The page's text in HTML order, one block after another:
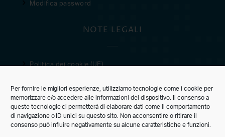
Per fornire le migliori esperienze, utilizziamo tecnologie come i cookie per
memorizzare e/o accedere alle informazioni del dispositivo. Il consenso a
queste tecnologie ci permetterà di elaborare dati come il comportamento
di navigazione o ID unici su questo sito. Non acconsentire o ritirare il
consenso può influire negativamente su alcune caratteristiche e funzioni.
Modifica password
NOTE LEGALI
Politica dei cookie (UE)
Condizioni di vendita
CUSTOMER CARE